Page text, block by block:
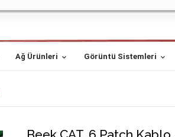
Ağ Ürünleri Görüntü Sistemleri